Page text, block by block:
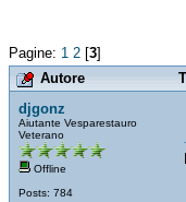
Pagine: 1 2 [3]
Autore
djgonz
Aiutante Vesparestauro
Veterano
Offline
Posts: 784